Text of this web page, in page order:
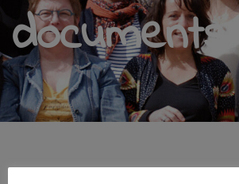
documents